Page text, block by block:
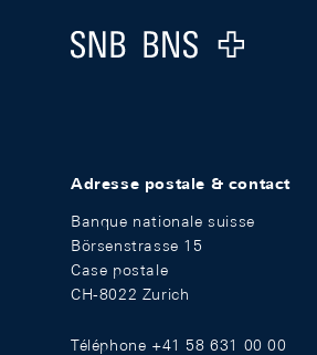
Logo
Adresse postale & contact
Banque nationale suisse
Börsenstrasse 15
Case postale
CH-8022 Zurich
Téléphone +41 58 631 00 00